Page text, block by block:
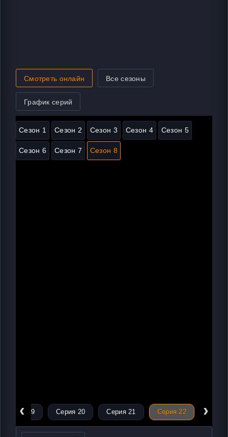
Смотреть онлайн Все сезоны
График серий
Сезон 1 Сезон 2 Сезон 3 Сезон 4 Сезон 5
Сезон 6 Сезон 7 Сезон 8
‹
Серия 19 Серия 20 Серия 21 Серия 22 ›